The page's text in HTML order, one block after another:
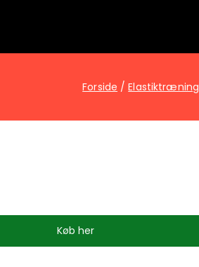
Forside Elastiktræning
Køb her